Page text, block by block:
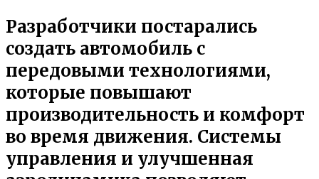
Разработчики постарались
создать автомобиль с
передовыми технологиями,
которые повышают
производительность и комфорт
во время движения. Системы
управления и улучшенная